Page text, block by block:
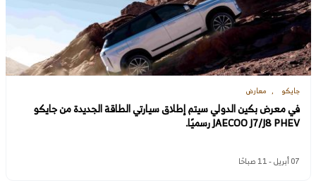
جايكو معارض
في معرض بكين الدولي سيتم إطلاق سيارتي الطاقة الجديدة من جايكو
JAECOO J7/J8 PHEV رسميًا.
07 أبريل - 11 صباحًا